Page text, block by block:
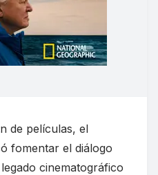
de películas, el
fomentar el diálogo
cinematográfico